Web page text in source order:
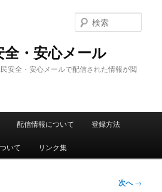
・安心メール
安全・安心メールで配信された情報が閲
索
配信情報について 登録方法
いて リンク集
次へ→